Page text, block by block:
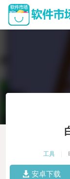
工具
安卓下载